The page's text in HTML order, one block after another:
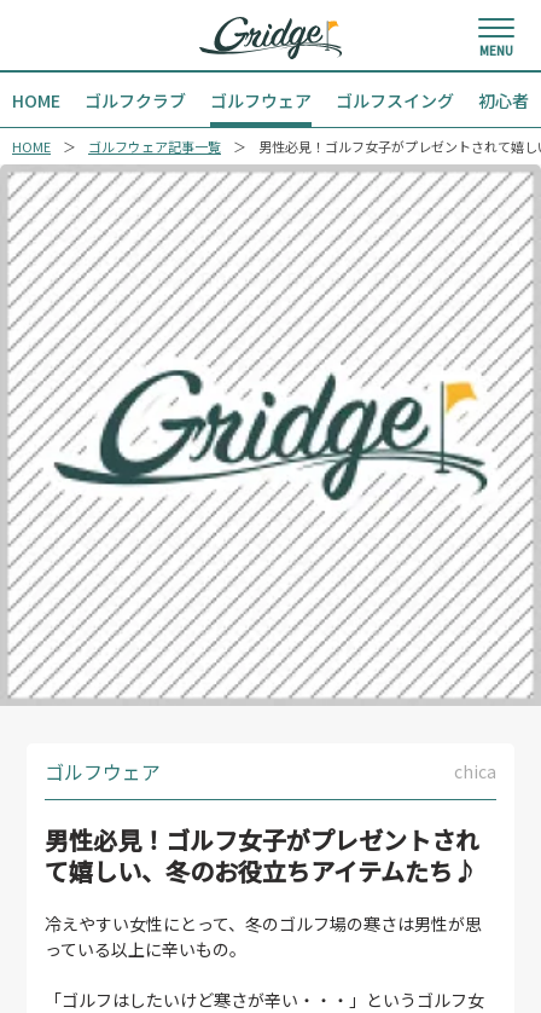
HOME ゴルフクラブ ゴルフウェア ゴルフスイング 初心者
HOME ゴルフウェア記事一覧 男性必見！ゴルフ女子がプレゼントされて嬉
ゴルフウェア chica
男性必見！ゴルフ女子がプレゼントされ
て嬉しい、冬のお役立ちアイテムたち♪
冷えやすい女性にとって、冬のゴルフ場の寒さは男性が思
っている以上に辛いもの。
「ゴルフはしたいけど寒さが辛い・・・」というゴルフ女